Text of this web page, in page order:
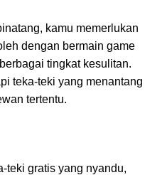
kamu memerlukan
dengan bermain game
tingkat kesulitan.
teka-teki yang menantang
tertentu.
teki gratis yang nyandu,